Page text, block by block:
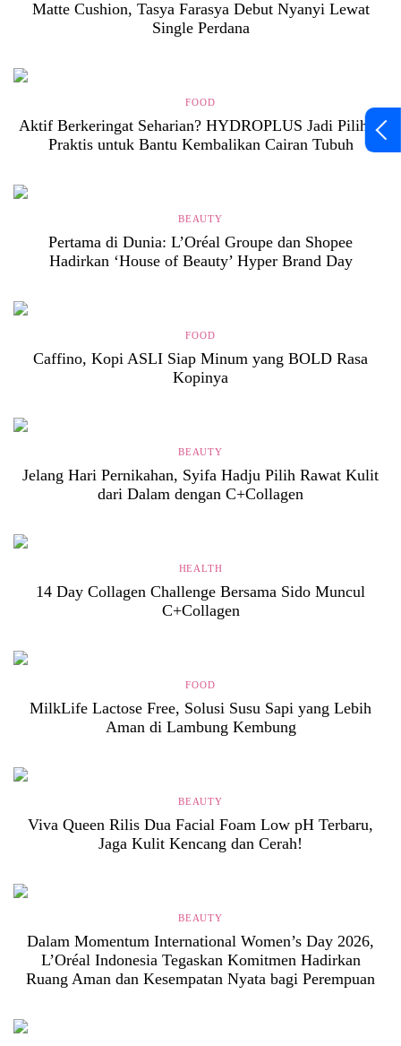
Matte Cushion, Tasya Farasya Debut Nyanyi Lewat
Single Perdana
FOOD
Aktif Berkeringat Seharian? HYDROPLUS Jadi Pilihan
Praktis untuk Bantu Kembalikan Cairan Tubuh
BEAUTY
Pertama di Dunia: L’Oréal Groupe dan Shopee
Hadirkan ‘House of Beauty’ Hyper Brand Day
FOOD
Caffino, Kopi ASLI Siap Minum yang BOLD Rasa
Kopinya
BEAUTY
Jelang Hari Pernikahan, Syifa Hadju Pilih Rawat Kulit
dari Dalam dengan C+Collagen
HEALTH
14 Day Collagen Challenge Bersama Sido Muncul
C+Collagen
FOOD
MilkLife Lactose Free, Solusi Susu Sapi yang Lebih
Aman di Lambung Kembung
BEAUTY
Viva Queen Rilis Dua Facial Foam Low pH Terbaru,
Jaga Kulit Kencang dan Cerah!
BEAUTY
Dalam Momentum International Women’s Day 2026,
L’Oréal Indonesia Tegaskan Komitmen Hadirkan
Ruang Aman dan Kesempatan Nyata bagi Perempuan